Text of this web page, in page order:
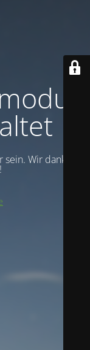
Wir danken